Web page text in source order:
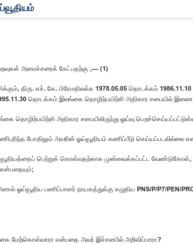
அமைச்சரைக் கேட்பதற்கு ,— (1)
திரு. எச். கே. பிரேமதிலக்க 1978.05.05 தொடக்கம்
தொடக்கம் இலங்கை தொழிற்பயிற்சி அதிகார சபையில்
தொழிற்பயிற்சி அதிகார சபையிலிருந்து ஓய்வு
போதிலும் அவரின் ஓய்வூதியம் கணிப்பீடு செய்யப்படவில்லை
பெற்றுக் கொள்வதற்காக முன்வைக்கப்பட்ட வேண்டுகோள்,
ஓய்வூதிய பணிப்பாளர் நாயகத்துக்கு எழுதிய PNS/P/P7/
மேற்கொள்வாரா என்பதை அவர் இச்சபைில் அறிவிப்பாரா?